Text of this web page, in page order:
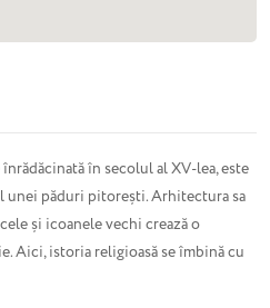
în secolul al XV-lea, este
păduri pitorești. Arhitectura sa
și icoanele vechi crează o
Aici, istoria religioasă se îmbină cu